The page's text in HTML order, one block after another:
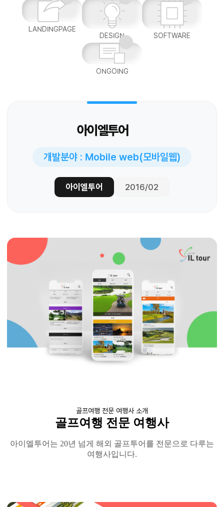
LANDINGPAGE
DESIGN
SOFTWARE
ONGOING
아이엘투어
개발분야 : Mobile web(모바일웹)
아이엘투어 2016/02
골프여행 전문 여행사 소개
골프여행 전문 여행사
아이엘투어는 20년 넘게 해외 골프투어를 전문으로 다루는
여행사입니다.